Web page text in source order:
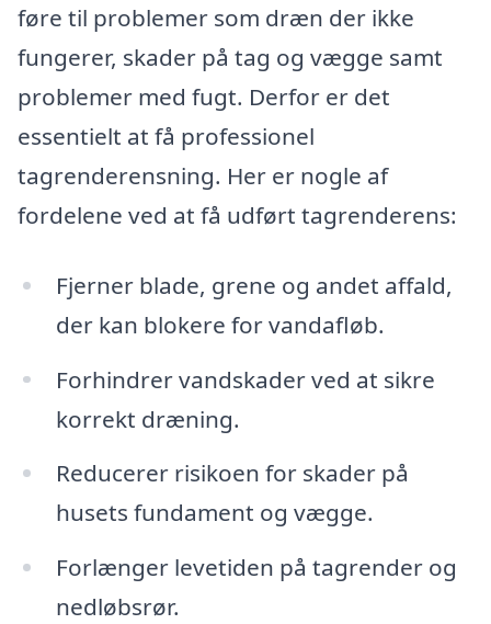
føre til problemer som dræn der ikke
fungerer, skader på tag og vægge samt
problemer med fugt. Derfor er det
essentielt at få professionel
tagrenderensning. Her er nogle af
fordelene ved at få udført tagrenderens:
Fjerner blade, grene og andet affald,
der kan blokere for vandafløb.
Forhindrer vandskader ved at sikre
korrekt dræning.
Reducerer risikoen for skader på
husets fundament og vægge.
Forlænger levetiden på tagrender og
nedløbsrør.